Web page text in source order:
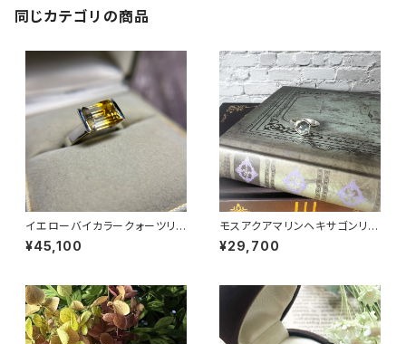
同じカテゴリの商品
イエローバイカラークォーツリン
グ RG25-260
¥45,100
モスアクアマリンヘキサゴンリン
グ RG25-257
¥29,700